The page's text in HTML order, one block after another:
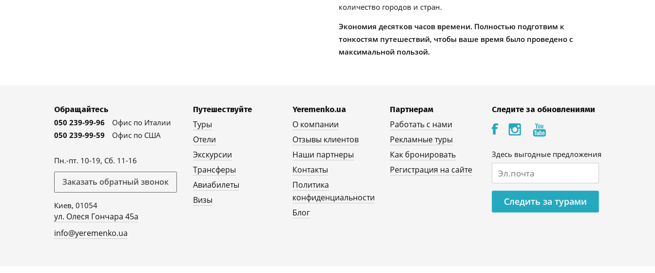
количество городов и стран.
Экономия десятков часов времени. Полностью подготвим к
тонкостям путешествий, чтобы ваше время было проведено с
максимальной пользой.
Обращайтесь
050 239-99-96
Офис по Италии
050 239-99-59
Офис по США
Пн.-пт. 10-19, Сб. 11-16
Заказать обратный звонок
Киев, 01054
ул. Олеся Гончара 45а
info@yeremenko.ua
Путешествуйте
Туры
Отели
Экскурсии
Трансферы
Авиабилеты
Визы
Yeremenko.ua
О компании
Отзывы клиентов
Наши партнеры
Контакты
Политика
конфиденциальности
Блог
Партнерам
Работать с нами
Рекламные туры
Как бронировать
Регистрация на сайте
Следите за обновлениями
Здесь выгодные предложения
Следить за турами